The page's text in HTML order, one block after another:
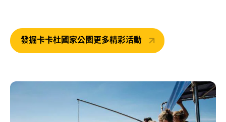
發掘卡卡杜國家公園更多精彩活動